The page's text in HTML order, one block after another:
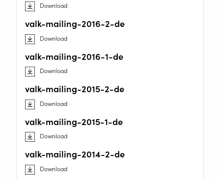
Wire Feeding Equipment
Über Valk Welding
Unterstützung
Video
News
Stellenausschreibung
Downloads
Download
valk-mailing-2016-2-de
Download
valk-mailing-2016-1-de
Download
valk-mailing-2015-2-de
Download
valk-mailing-2015-1-de
Download
valk-mailing-2014-2-de
Download